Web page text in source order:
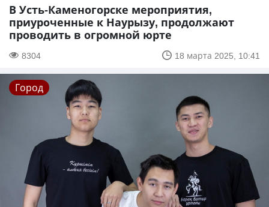
В Усть-Каменогорске мероприятия,
приуроченные к Наурызу, продолжают
проводить в огромной юрте
8304 18 марта 2025, 10:41
Город